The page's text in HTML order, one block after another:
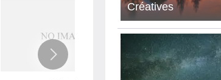
Créatives